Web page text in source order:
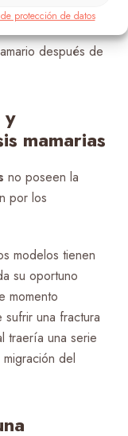
protección de datos
de un aumento
una
después de
y
mamarias
no poseen la
por los
modelos tienen
su oportuno
momento
una fractura
traería una serie
del